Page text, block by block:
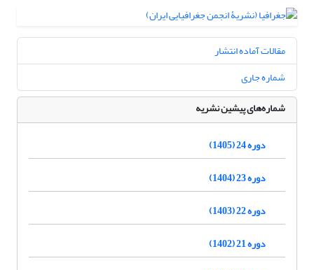
مقالات آماده انتشار
شماره جاری
شماره‌های پیشین نشریه
دوره 24 (1405)
دوره 23 (1404)
دوره 22 (1403)
دوره 21 (1402)